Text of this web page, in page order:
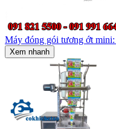
Máy đóng gói tương ớt
Xem nhanh